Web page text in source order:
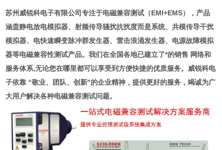
苏州威锐科电子有限公司专注于电磁兼容测试（EMI+EMS），产品
涵盖静电放电模拟器、射频传导骚扰抗扰度而是系统、共模传导干扰
模拟器、电快速瞬变脉冲群发生器、雷击浪涌发生器、电源故障模拟
器等电磁兼容性测试产品。我们在全国各地已建立了*的销售 网络和
服务体系,无论您在哪里都可以享受到方便快捷的优质服务。威锐科电
子依靠 “敬业、团队、创新"的企业精神，提供更好的服务，竭诚为广
大用户解决各种电磁兼容测试问题。